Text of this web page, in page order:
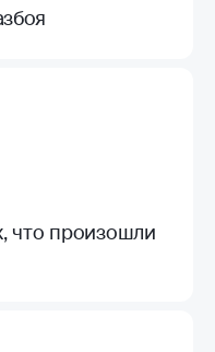
что произошли